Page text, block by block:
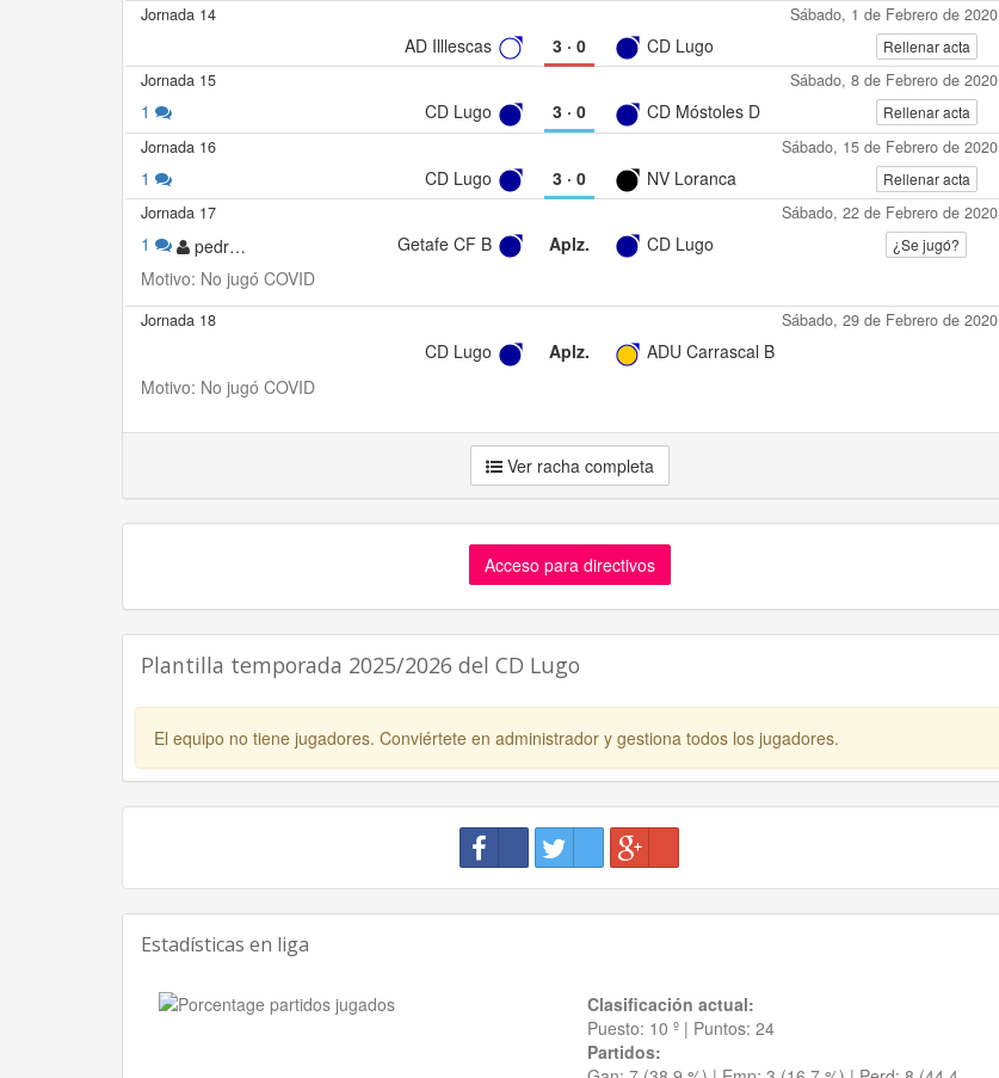
Jornada 14 Sábado, 1 de Febrero de 2020
AD Illlescas 3· 0 CD Lugo Rellenar acta
Jornada 15 Sábado, 8 de Febrero de 2020
1 CD Lugo 3· 0 CD Móstoles D Rellenar acta
Jornada 16 Sábado, 15 de Febrero de 2020
1 CD Lugo 3· 0 NV Loranca Rellenar acta
Jornada 17 Sábado, 22 de Febrero de 2020
1 pedrobenissa1 Getafe CF B Aplz. CD Lugo ¿Se jugó?
Motivo: No jugó COVID
Jornada 18 Sábado, 29 de Febrero de 2020
CD Lugo Aplz.
ADU Carrascal B
Motivo: No jugó COVID
Ver racha completa
Acceso para directivos
Plantilla temporada 2025/2026 del CD Lugo
El equipo no tiene jugadores. Conviértete en administrador y gestiona todos los jugadores.
Estadísticas en liga
Clasificación actual:
Puesto: 10 º | Puntos: 24
Partidos: